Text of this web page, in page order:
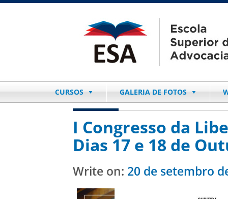
CURSOS GALERIA DE FOTOS
I Congresso da
Dias 17 e 18 de
Write on: 20 de setembro